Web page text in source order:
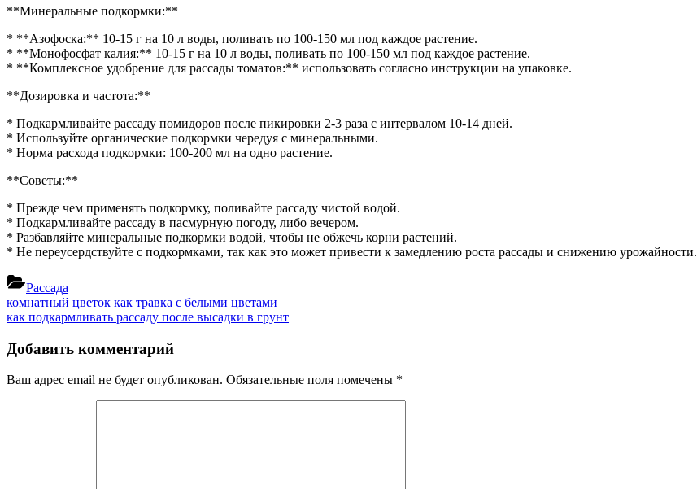
**Минеральные подкормки:**
* **Азофоска:** 10-15 г на 10 л воды, поливать по 100-150 мл под каждое растение.
* **Монофосфат калия:** 10-15 г на 10 л воды, поливать по 100-150 мл под каждое растение.
* **Комплексное удобрение для рассады томатов:** использовать согласно инструкции на упаковке.
**Дозировка и частота:**
* Подкармливайте рассаду помидоров после пикировки 2-3 раза с интервалом 10-14 дней.
* Используйте органические подкормки чередуя с минеральными.
* Норма расхода подкормки: 100-200 мл на одно растение.
**Советы:**
* Прежде чем применять подкормку, поливайте рассаду чистой водой.
* Подкармливайте рассаду в пасмурную погоду, либо вечером.
* Разбавляйте минеральные подкормки водой, чтобы не обжечь корни растений.
* Не переусердствуйте с подкормками, так как это может привести к замедлению роста рассады и снижению урожайности.
Рассада
Навигация
по
записям
Previous
Post:
комнатный цветок как травка с белыми цветами
Next
как подкармливать рассаду после высадки в грунт
Добавить комментарий
Ваш адрес email не будет опубликован. Обязательные поля помечены *